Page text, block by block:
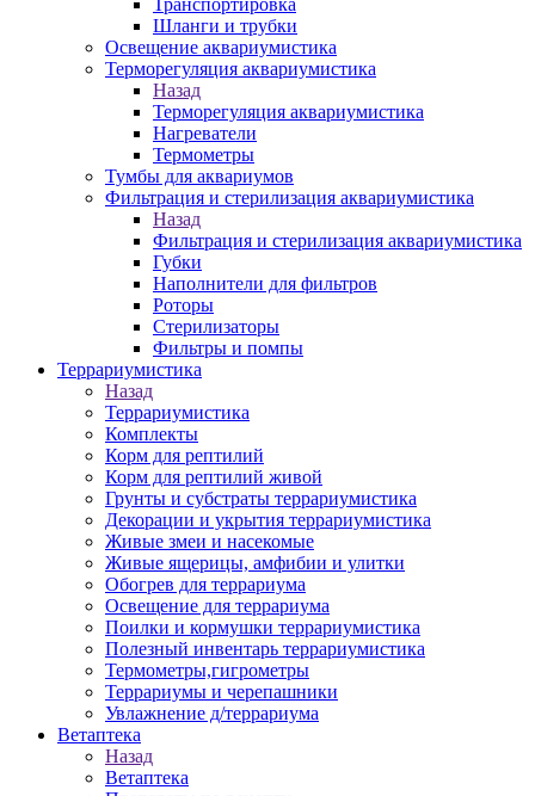
Транспортировка
Шланги и трубки
Освещение аквариумистика
Терморегуляция аквариумистика
Назад
Терморегуляция аквариумистика
Нагреватели
Термометры
Тумбы для аквариумов
Фильтрация и стерилизация аквариумистика
Назад
Фильтрация и стерилизация аквариумистика
Губки
Наполнители для фильтров
Роторы
Стерилизаторы
Фильтры и помпы
Террариумистика
Назад
Террариумистика
Комплекты
Корм для рептилий
Корм для рептилий живой
Грунты и субстраты террариумистика
Декорации и укрытия террариумистика
Живые змеи и насекомые
Живые ящерицы, амфибии и улитки
Обогрев для террариума
Освещение для террариума
Поилки и кормушки террариумистика
Полезный инвентарь террариумистика
Термометры,гигрометры
Террариумы и черепашники
Увлажнение д/террариума
Ветаптека
Назад
Ветаптека